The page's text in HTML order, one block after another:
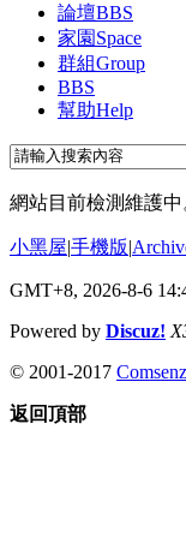
論壇BBS
家園 Space
群組Group
BBS
幫助Help
網站目前檢測維護中
小黑屋|手機版|
GMT+8, 2026-8-6
Powered by Discuz!
© 2001-2017
返回頂部